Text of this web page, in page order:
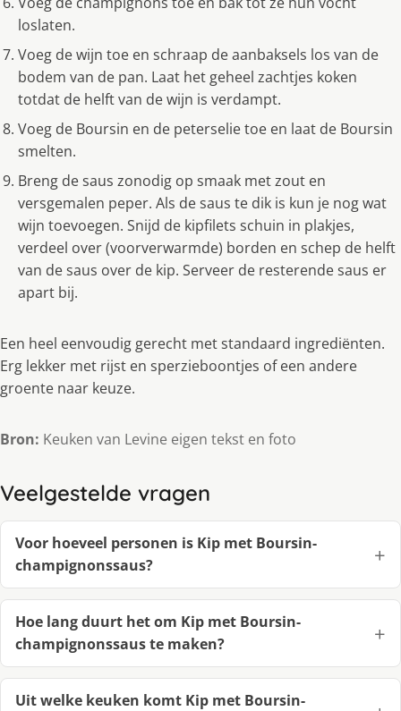
loslaten.
Voeg de wĳn toe en schraap de aanbaksels los van de
bodem van de pan. Laat het geheel zachtjes koken
totdat de helft van de wĳn is verdampt.
Voeg de Boursin en de peterselie toe en laat de Boursin
smelten.
Breng de saus zonodig op smaak met zout en
versgemalen peper. Als de saus te dik is kun je nog wat
wĳn toevoegen. Snĳd de kipfilets schuin in plakjes,
verdeel over (voorverwarmde) borden en schep de helft
van de saus over de kip. Serveer de resterende saus er
apart bĳ.
Een heel eenvoudig gerecht met standaard ingrediënten.
Erg lekker met rijst en sperzieboontjes of een andere
groente naar keuze.
Bron: Keuken van Levine eigen tekst en foto
Veelgestelde vragen
Voor hoeveel personen is Kip met Boursin-
champignonssaus?
Hoe lang duurt het om Kip met Boursin-
champignonssaus te maken?
Uit welke keuken komt Kip met Boursin-